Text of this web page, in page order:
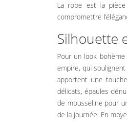
La robe est la
compromettre
Silhouette
Pour un look
empire, qui
apportent une
délicats, épaules
de mousseline pour
de la journée. En